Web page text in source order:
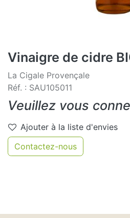
Vinaigre de cidre
La Cigale Provençale
Réf. : SAU105011
Veuillez vous
Ajouter à la liste d'envies
Contactez-nous